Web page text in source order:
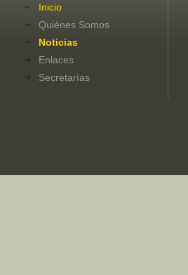
Inicio
Quiénes Somos
Noticias
Enlaces
Secretarías